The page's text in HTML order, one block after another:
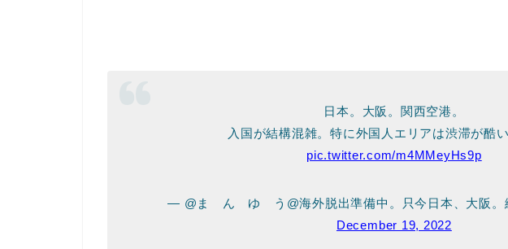
日本。大阪。関西空港。
入国が結構混雑。特に外国人エリアは渋滞が酷い
pic.twitter.com/m4MMeyHs9p
— @ま ん ゆ う@海外脱出準備中。只今日本、大阪。
December 19, 2022